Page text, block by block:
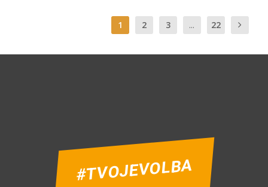
1 2 3 ... 22
#TVOJEVOLBA